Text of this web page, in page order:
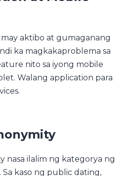
aktibo at gumaganang
ka magkakaproblema sa
nito sa iyong mobile
Walang application para
nasa ilalim ng kategorya ng
kaso ng public dating,